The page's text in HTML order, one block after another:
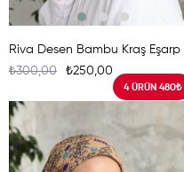
₺250,00
₺300,00
4 ÜRÜN 480₺